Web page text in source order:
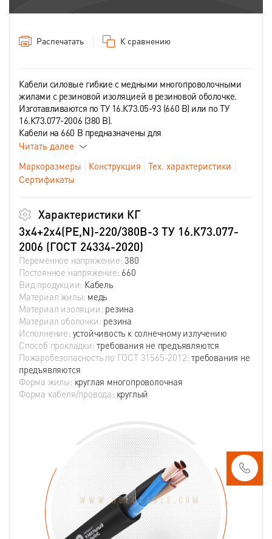
Распечатать К сравнению
Кабели силовые гибкие с медными многопроволочными
жилами с резиновой изоляцией в резиновой оболочке.
Изготавливаются по ТУ 16.К73.05-93 (660 В) или по ТУ
16.К73.077-2006 (380 В).
Кабели на 660 В предназначены для
Читать далее
Маркоразмеры
Конструкция
Тех. характеристики
Сертификаты
Характеристики КГ
3х4+2х4(PE,N)-220/380В-3 ТУ 16.К73.077-
2006 (ГОСТ 24334-2020)
Переменное напряжение:380
Постоянное напряжение: 660
Вид продукции: Кабель
Материал жилы: медь
Материал изоляции: резина
Материал оболочки: резина
Исполнение: устойчивость к солнечному излучению
Способ прокладки:требования не предъявляются
Пожаробезопасность по ГОСТ 31565-2012:требования не
предъявляются
Форма жилы: круглая многопроволочная
Форма кабеля/провода: круглый